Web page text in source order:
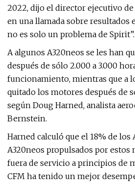
2022, dijo el director ejecutivo
en una llamada sobre resultados
no es solo un problema de Spirit”.
A algunos A320neos se les han
después de sólo 2.000 a 3.000
funcionamiento, mientras que a
quitado los motores después de
según Doug Harned, analista
Bernstein.
Harned calculó que el 18% de los
A320neos propulsados ​​por estos
fuera de servicio a principios de
CFM ha tenido un mejor